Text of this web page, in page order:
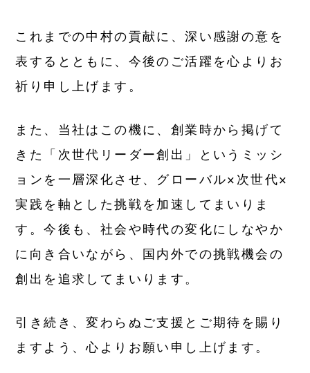
お知らせ
News
Media
メディア掲載情報
RECRUIT
採用情報
SUSTINABILITY
CONTACT
これまでの中村の貢献に、深い感謝の意を
表するとともに、今後のご活躍を心よりお
祈り申し上げます。
また、当社はこの機に、創業時から掲げて
きた「次世代リーダー創出」というミッシ
ョンを一層深化させ、グローバル×次世代×
実践を軸とした挑戦を加速してまいりま
す。今後も、社会や時代の変化にしなやか
に向き合いながら、国内外での挑戦機会の
創出を追求してまいります。
引き続き、変わらぬご支援とご期待を賜り
ますよう、心よりお願い申し上げます。